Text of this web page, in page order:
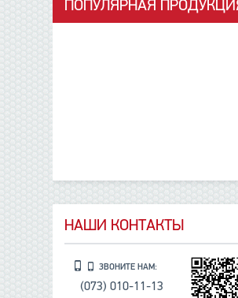
ПОПУЛЯРНАЯ
НАШИ КОНТАКТЫ
ЗВОНИТЕ НАМ:
(073) 010-11-13